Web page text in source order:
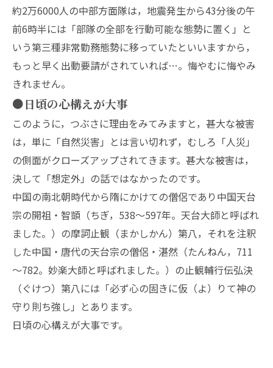
約2万6000人の中部方面隊は，地震発生から43分後の午
前6時半には「部隊の全部を行動可能な態勢に置く」と
いう第三種非常勤務態勢に移っていたといいますから，
もっと早く出動要請がされていれば…。悔やむに悔やみ
きれません。
●日頃の心構えが大事
このように，つぶさに理由をみてみますと，甚大な被害
は，単に「自然災害」とは言い切れず，むしろ「人災」
の側面がクローズアップされてきます。甚大な被害は，
決して「想定外」の話ではなかったのです。
中国の南北朝時代から隋にかけての僧侶であり中国天台
宗の開祖・智顗（ちぎ，538～597年。天台大師と呼ばれ
ました。）の摩訶止観（まかしかん）第八，それを注釈
した中国・唐代の天台宗の僧侶・湛然（たんねん，711
～782。妙楽大師と呼ばれました。）の止観輔行伝弘決
（ぐけつ）第八には「必ず心の固きに仮（よ）りて神の
守り則ち強し」とあります。
日頃の心構えが大事です。